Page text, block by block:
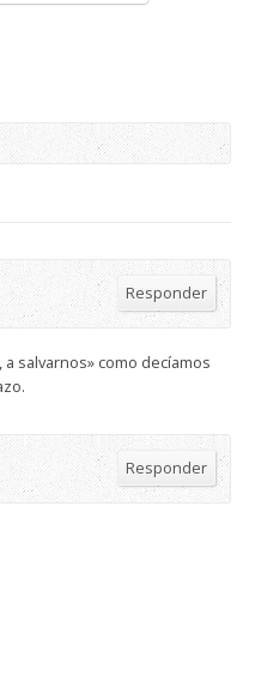
Responder
salvarnos» como decíamos
Responder